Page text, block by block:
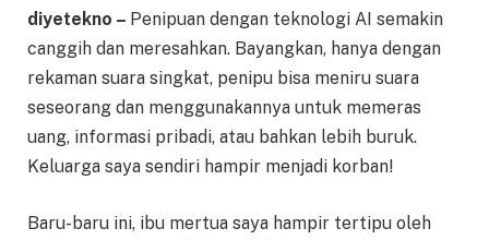
diyetekno – Penipuan dengan teknologi AI semakin
canggih dan meresahkan. Bayangkan, hanya dengan
rekaman suara singkat, penipu bisa meniru suara
seseorang dan menggunakannya untuk memeras
uang, informasi pribadi, atau bahkan lebih buruk.
Keluarga saya sendiri hampir menjadi korban!
Baru-baru ini, ibu mertua saya hampir tertipu oleh